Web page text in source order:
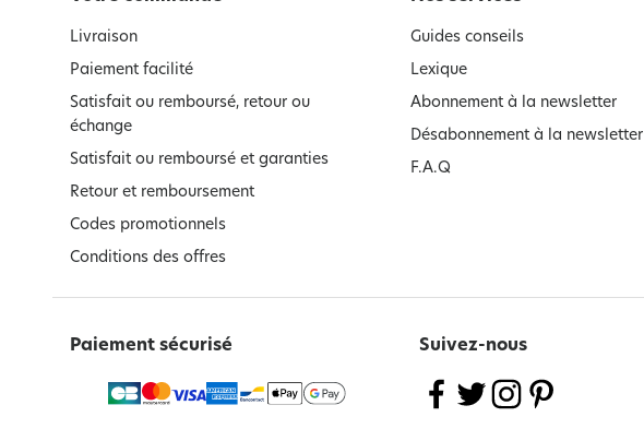
Livraison
Paiement facilité
Satisfait ou remboursé, retour ou
échange
Satisfait ou remboursé et garanties
Retour et remboursement
Codes promotionnels
Conditions des offres
Guides conseils
Lexique
Abonnement à la newsletter
Désabonnement à la newsletter
F.A.Q
Paiement sécurisé Suivez-nous